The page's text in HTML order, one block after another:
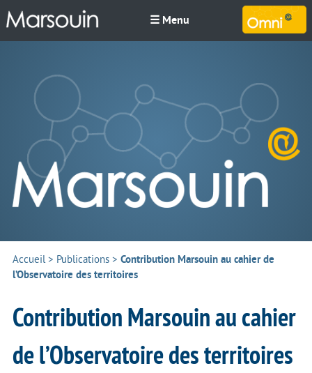
☰ Menu
Accueil> Publications > Contribution Marsouin au cahier de
l’Observatoire des territoires
Contribution Marsouin au cahier
de l’Observatoire des territoires